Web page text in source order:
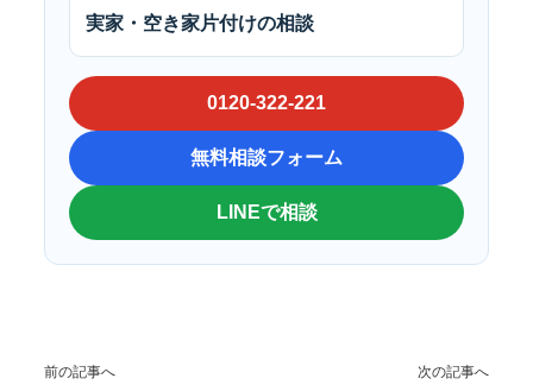
実家・空き家片付けの相談
0120-322-221
無料相談フォーム
LINEで相談
前の記事へ 次の記事へ